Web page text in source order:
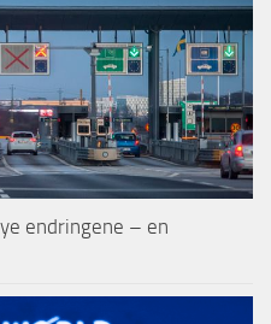
endringene – en